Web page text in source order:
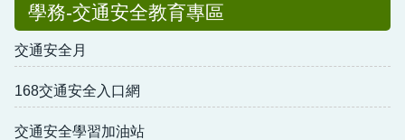
學務-交通安全教育專區
交通安全月
168交通安全入口網
交通安全學習加油站